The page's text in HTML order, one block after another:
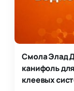
Смола Элад
канифоль
клеевых